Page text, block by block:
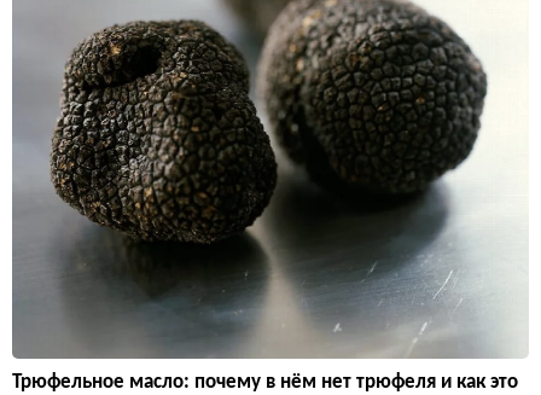
Трюфельное масло: почему в нём нет трюфеля и как это